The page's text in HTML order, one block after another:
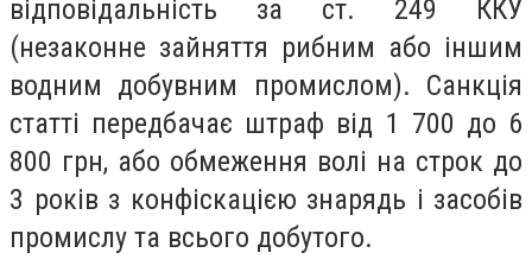
відповідальність за ст. 249 ККУ
(незаконне зайняття рибним або іншим
водним добувним промислом). Санкція
статті передбачає штраф від 1 700 до 6
800 грн, або обмеження волі на строк до
3 років з конфіскацією знарядь і засобів
промислу та всього добутого.